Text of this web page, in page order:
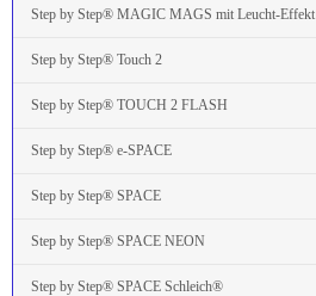
Step by Step® MAGIC MAGS mit Leucht-Effekt
Step by Step® Touch 2
Step by Step® TOUCH 2 FLASH
Step by Step® e-SPACE
Step by Step® SPACE
Step by Step® SPACE NEON
Step by Step® SPACE Schleich®